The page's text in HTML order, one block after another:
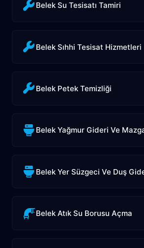
Belek Su Tesisatı Tamiri
Belek Sıhhi Tesisat Hizmetleri
Belek Petek Temizliği
Belek Yağmur Gideri Ve
Belek Yer Süzgeci Ve Duş
Belek Atık Su Borusu Açma